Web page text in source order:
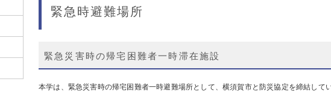
緊急時避難場所
緊急災害時の帰宅困難者一時滞在施設
本学は、緊急災害時の帰宅困難者一時避難場所として、横須賀市と防災協定を締結してい